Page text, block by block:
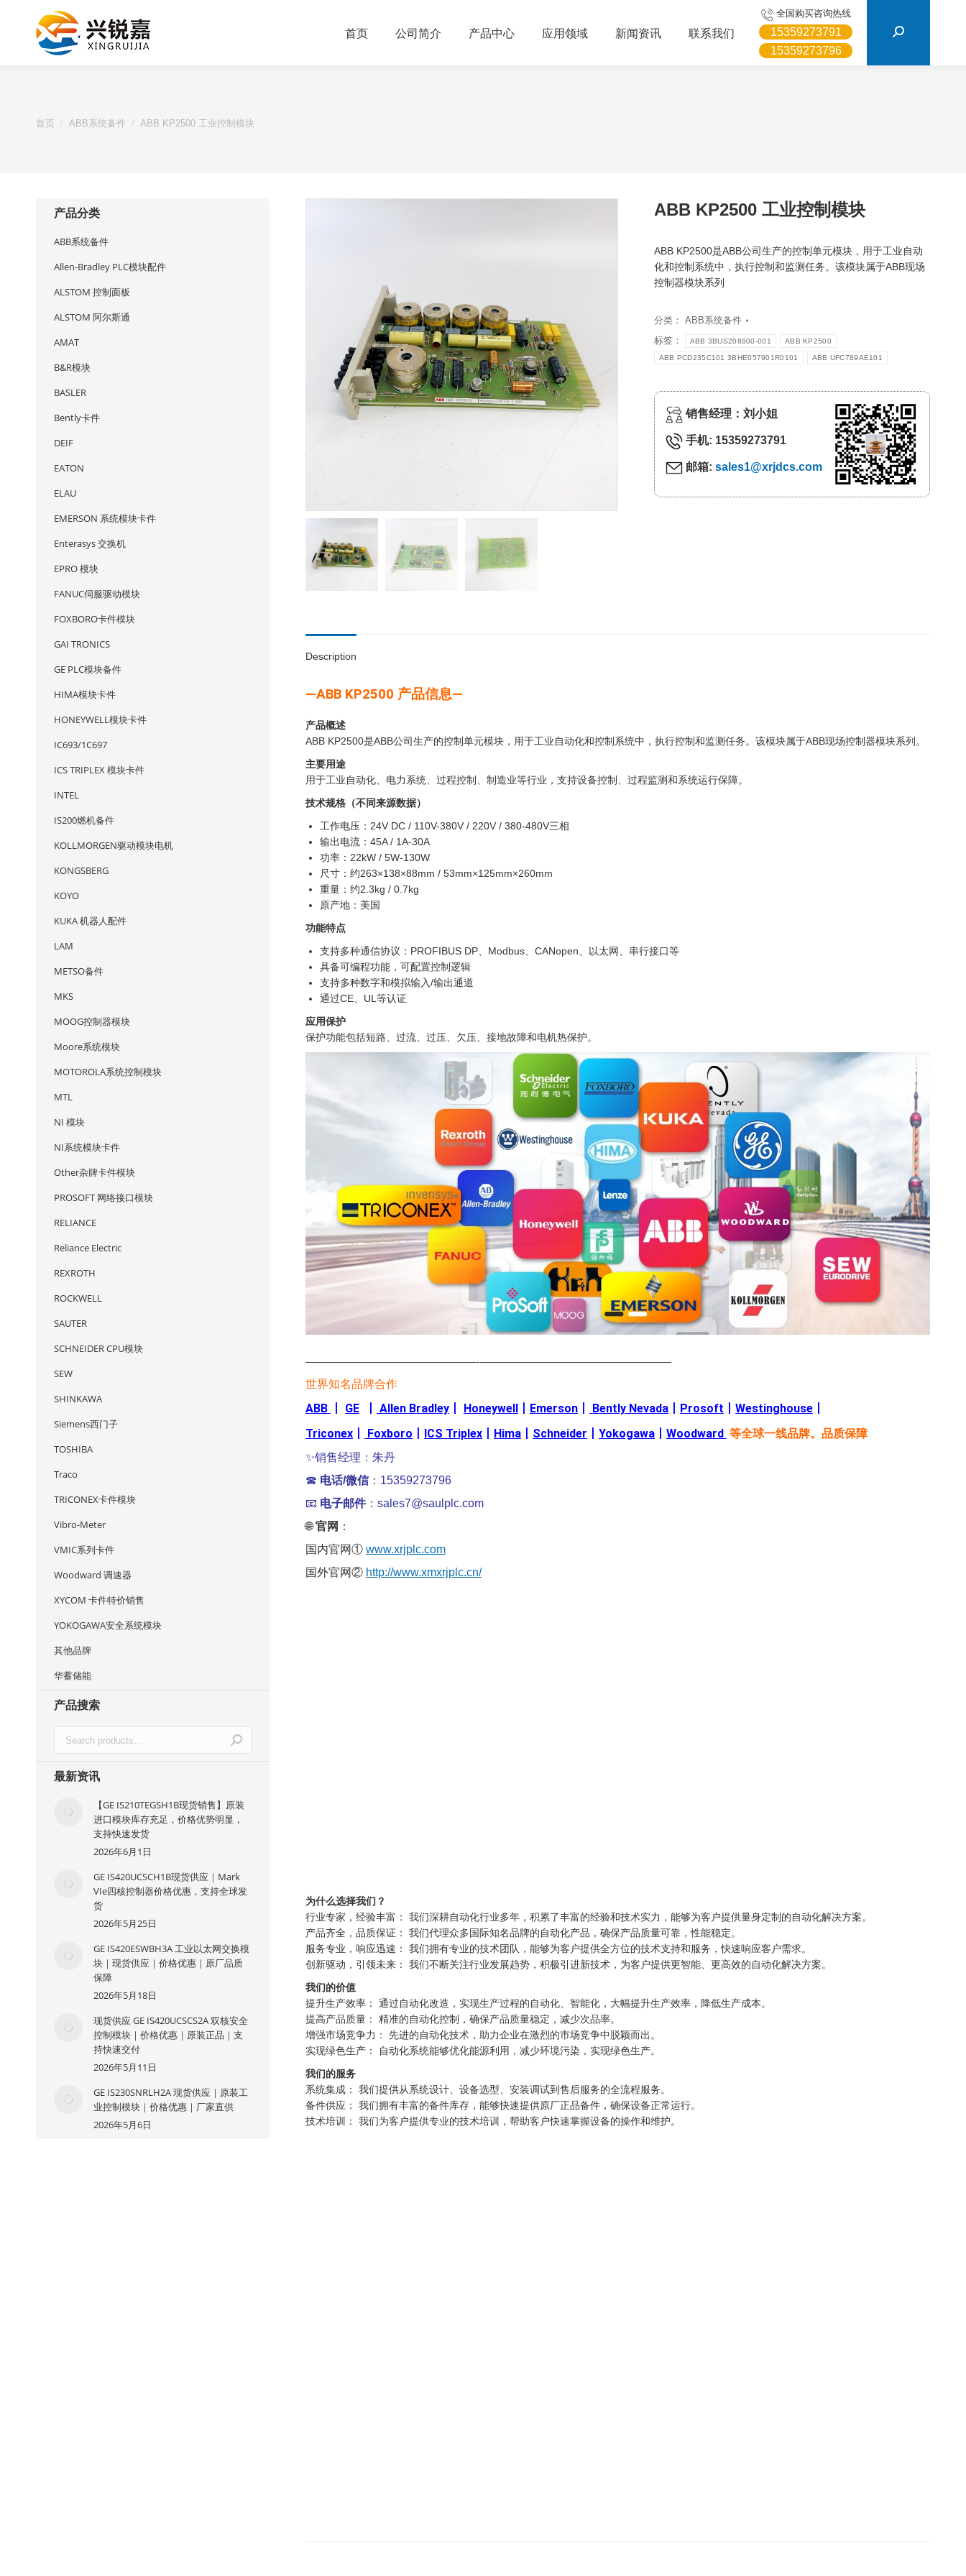
首页 公司简介 产品中心 应用领域 新闻资讯 联系我们
全国购买咨询热线
15359273791
15359273796
首页 ABB系统备件 ABB KP2500 工业控制模块
ABB KP2500 工业控制模块
ABB KP2500是ABB公司生产的控制单元模块，用于工业自动
化和控制系统中，执行控制和监测任务。该模块属于ABB现场
控制器模块系列
分类： ABB系统备件
标签：
ABB 3BUS208800-001 ABB KP2500
ABB PCD235C101 3BHE057901R0101 ABB UFC789AE101
销售经理：刘小姐
手机: 15359273791
邮箱: sales1@xrjdcs.com
Description
—ABB KP2500 产品信息—
产品概述
ABB KP2500是ABB公司生产的控制单元模块，用于工业自动化和控制系统中，执行控制和监测任务。该模块属于ABB现场控制器模块系列。
主要用途
用于工业自动化、电力系统、过程控制、制造业等行业，支持设备控制、过程监测和系统运行保障。
技术规格（不同来源数据）
工作电压：24V DC / 110V-380V / 220V / 380-480V三相
输出电流：45A / 1A-30A
功率：22kW / 5W-130W
尺寸：约263×138×88mm / 53mm×125mm×260mm
重量：约2.3kg / 0.7kg
原产地：美国
功能特点
支持多种通信协议：PROFIBUS DP、Modbus、CANopen、以太网、串行接口等
具备可编程功能，可配置控制逻辑
支持多种数字和模拟输入/输出通道
通过CE、UL等认证
应用保护
保护功能包括短路、过流、过压、欠压、接地故障和电机热保护。
—————————————————-———————————————————
世界知名品牌合作
ABB GE Allen Bradley Honeywell Emerson Bently Nevada Prosoft Westinghouse
Triconex
Foxboro ICS Triplex Hima Schneider Yokogawa Woodward 等全球一线品牌。品质保障
✨销售经理：朱丹
☎ 电话/微信：15359273796
📧 电子邮件：sales7@saulplc.com
🌐官网 ：
国内官网① www.xrjplc.com
国外官网② http://www.xmxrjplc.cn/
为什么选择我们？
行业专家，经验丰富： 我们深耕自动化行业多年，积累了丰富的经验和技术实力，能够为客户提供量身定制的自动化解决方案。
产品齐全，品质保证： 我们代理众多国际知名品牌的自动化产品，确保产品质量可靠，性能稳定。
服务专业，响应迅速： 我们拥有专业的技术团队，能够为客户提供全方位的技术支持和服务，快速响应客户需求。
创新驱动，引领未来： 我们不断关注行业发展趋势，积极引进新技术，为客户提供更智能、更高效的自动化解决方案。
我们的价值
提升生产效率： 通过自动化改造，实现生产过程的自动化、智能化，大幅提升生产效率，降低生产成本。
提高产品质量： 精准的自动化控制，确保产品质量稳定，减少次品率。
增强市场竞争力： 先进的自动化技术，助力企业在激烈的市场竞争中脱颖而出。
实现绿色生产： 自动化系统能够优化能源利用，减少环境污染，实现绿色生产。
我们的服务
系统集成： 我们提供从系统设计、设备选型、安装调试到售后服务的全流程服务。
备件供应： 我们拥有丰富的备件库存，能够快速提供原厂正品备件，确保设备正常运行。
技术培训： 我们为客户提供专业的技术培训，帮助客户快速掌握设备的操作和维护。
产品分类
ABB系统备件
Allen-Bradley PLC模块配件
ALSTOM 控制面板
ALSTOM 阿尔斯通
AMAT
B&R模块
BASLER
Bently卡件
DEIF
EATON
ELAU
EMERSON 系统模块卡件
Enterasys 交换机
EPRO 模块
FANUC伺服驱动模块
FOXBORO卡件模块
GAI TRONICS
GE PLC模块备件
HIMA模块卡件
HONEYWELL模块卡件
IC693/1C697
ICS TRIPLEX 模块卡件
INTEL
IS200燃机备件
KOLLMORGEN驱动模块电机
KONGSBERG
KOYO
KUKA 机器人配件
LAM
METSO备件
MKS
MOOG控制器模块
Moore系统模块
MOTOROLA系统控制模块
MTL
NI 模块
NI系统模块卡件
Other杂牌卡件模块
PROSOFT 网络接口模块
RELIANCE
Reliance Electric
REXROTH
ROCKWELL
SAUTER
SCHNEIDER CPU模块
SEW
SHINKAWA
Siemens西门子
TOSHIBA
Traco
TRICONEX卡件模块
Vibro-Meter
VMIC系列卡件
Woodward 调速器
XYCOM 卡件特价销售
YOKOGAWA安全系统模块
其他品牌
华蓄储能
产品搜索
最新资讯
【GE IS210TEGSH1B现货销售】原装
进口模块库存充足，价格优势明显，
支持快速发货
2026年6月1日
GE IS420UCSCH1B现货供应｜Mark
VIe四核控制器价格优惠，支持全球发
货
2026年5月25日
GE IS420ESWBH3A 工业以太网交换模
块｜现货供应｜价格优惠｜原厂品质
保障
2026年5月18日
现货供应 GE IS420UCSCS2A 双核安全
控制模块｜价格优惠｜原装正品｜支
持快速交付
2026年5月11日
GE IS230SNRLH2A 现货供应｜原装工
业控制模块｜价格优惠｜厂家直供
2026年5月6日